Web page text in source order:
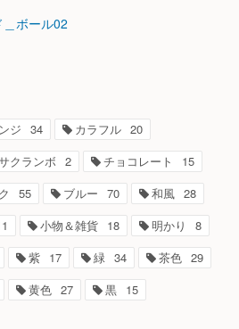
ボール02
ジ 34 カラフル 20
クランボ 2 チョコレート
15
55 ブルー 70 和風 28
小物＆雑貨 18 明かり
8
紫 17 緑 34 茶色 29
黄色 27 黒 15